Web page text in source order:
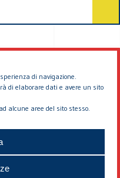
di navigazione.
di elaborare dati e avere un sito
alcune aree del sito stesso.